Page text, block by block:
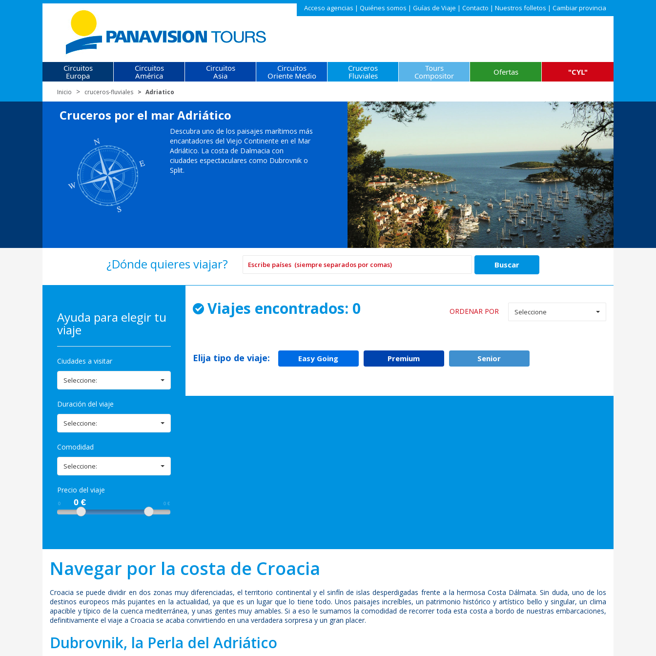
Acceso agencias | Quiénes somos | Guías de Viaje | Contacto | Nuestros folletos | Cambiar provincia
Circuitos
Europa
Circuitos
América
Circuitos
Asia
Circuitos
Oriente Medio
Cruceros
Fluviales
Tours
Compositor
Ofertas "CYL"
Inicio cruceros-fluviales Adriatico
Cruceros por el mar Adriático
Descubra uno de los paisajes marítimos más
encantadores del Viejo Continente en el Mar
Adriático. La costa de Dalmacia con
ciudades espectaculares como Dubrovnik o
Split.
¿Dónde quieres viajar?
Ayuda para elegir tu
viaje
Ciudades a visitar
Seleccione:
Duración del viaje
Seleccione:
Comodidad
Seleccione:
Precio del viaje
0 0€
0 €
0 €
Viajes encontrados: 0 ORDENAR POR Seleccione
Elija tipo de viaje: Easy Going Premium Senior
Navegar por la costa de Croacia
Croacia se puede dividir en dos zonas muy diferenciadas, el territorio continental y el sinfín de islas desperdigadas frente a la hermosa Costa Dálmata. Sin duda, uno de los
destinos europeos más pujantes en la actualidad, ya que es un lugar que lo tiene todo. Unos paisajes increíbles, un patrimonio histórico y artístico bello y singular, un clima
apacible y típico de la cuenca mediterránea, y unas gentes muy amables. Si a eso le sumamos la comodidad de recorrer toda esta costa a bordo de nuestras embarcaciones,
definitivamente el viaje a Croacia se acaba convirtiendo en una verdadera sorpresa y un gran placer.
Dubrovnik, la Perla del Adriático